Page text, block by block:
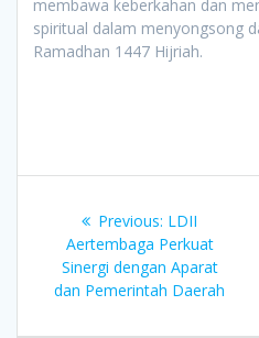
membawa keberkahan dan
spiritual dalam menyongsong
Ramadhan 1447 Hijriah.
navigation
Previous: Previous
post:
LDII
Aertembaga Perkuat
Sinergi dengan Aparat
dan Pemerintah Daerah